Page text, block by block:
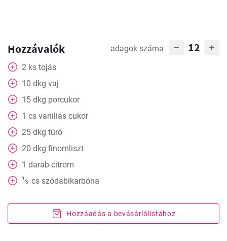
Hozzávalók adagok száma 12
2 ks tojás
10 dkg vaj
15 dkg porcukor
1 cs vaníliás cukor
25 dkg túró
20 dkg finomliszt
1 darab citrom
1⁄2 cs szódabikarbóna
Hozzáadás a bevásárlólistához